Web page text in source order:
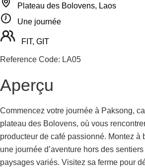
Plateau des Bolovens, Laos
Une journée
FIT, GIT
Reference Code: LA05
Aperçu
Commencez votre journée à Paksong,
plateau des Bolovens, où vous
producteur de café passionné. Montez à
une journée d’aventure hors des
paysages variés. Visitez sa ferme pour